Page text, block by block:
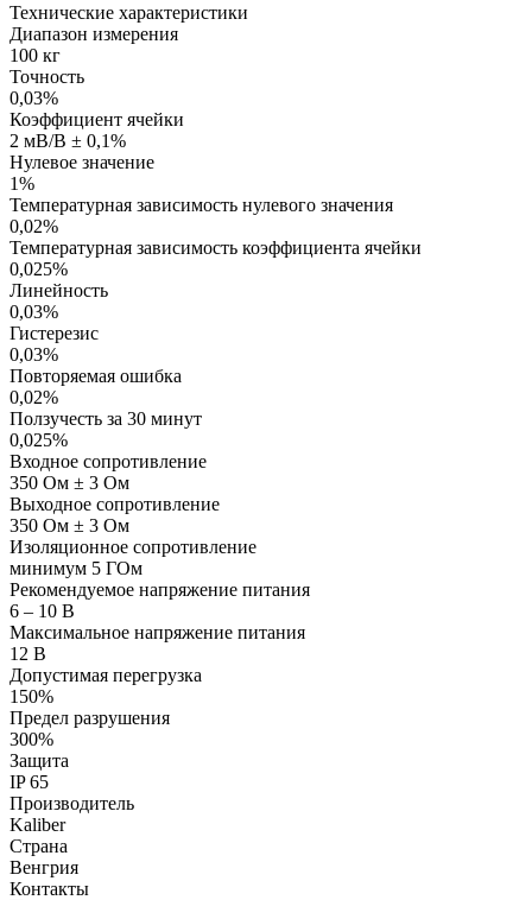
Технические характеристики
Диапазон измерения
100 кг
Точность
0,03%
Коэффициент ячейки
2 мВ/В ± 0,1%
Нулевое значение
1%
Температурная зависимость нулевого значения
0,02%
Температурная зависимость коэффициента ячейки
0,025%
Линейность
0,03%
Гистерезис
0,03%
Повторяемая ошибка
0,02%
Ползучесть за 30 минут
0,025%
Входное сопротивление
350 Ом ± 3 Ом
Выходное сопротивление
350 Ом ± 3 Ом
Изоляционное сопротивление
минимум 5 ГОм
Рекомендуемое напряжение питания
6 – 10 В
Максимальное напряжение питания
12 В
Допустимая перегрузка
150%
Предел разрушения
300%
Защита
IP 65
Производитель
Kaliber
Страна
Венгрия
Контакты